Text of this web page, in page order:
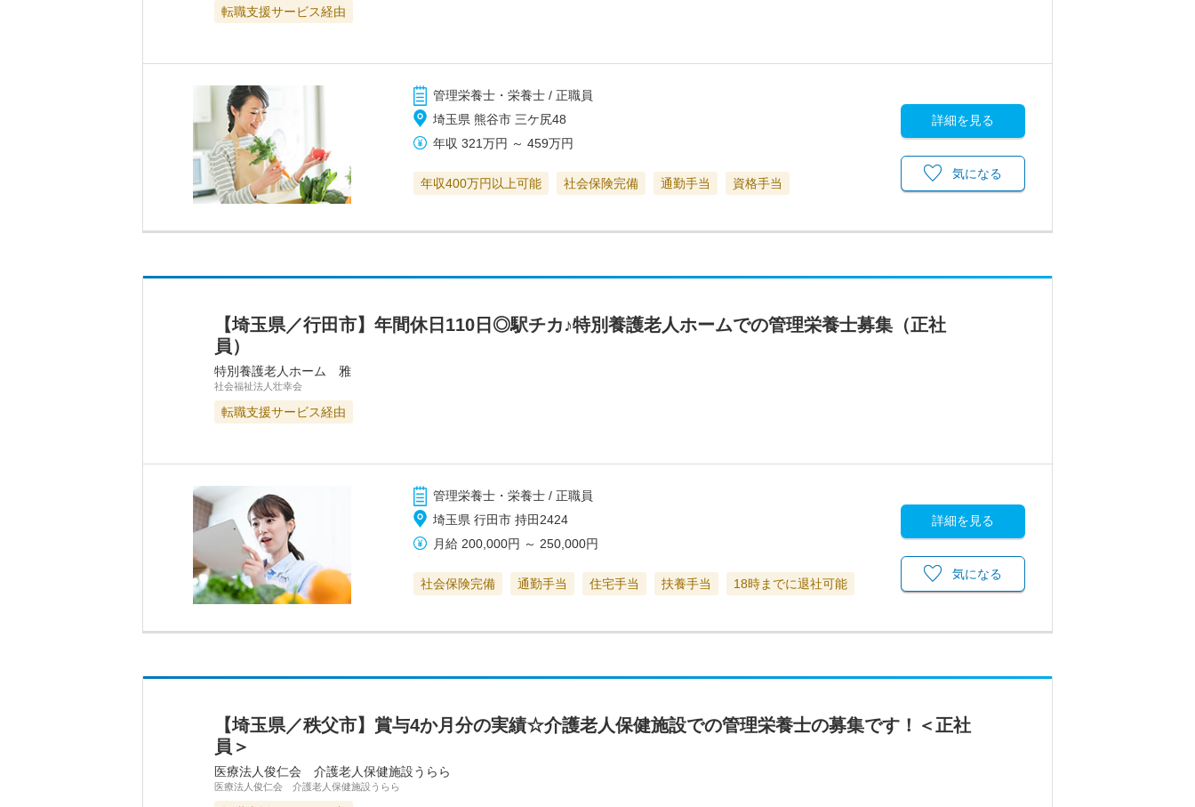
転職支援サービス経由
管理栄養士・栄養士 / 正職員
埼玉県 熊谷市 三ケ尻48
年収 321万円 ～459万円
年収400万円以上可能 社会保険完備 通勤手当 資格手当
詳細を見る
気になる
【埼玉県／行田市】年間休日110日◎駅チカ♪特別養護老人ホームでの管理栄養士募集（正社
員）
特別養護老人ホーム 雅
社会福祉法人壮幸会
転職支援サービス経由
管理栄養士・栄養士 / 正職員
埼玉県 行田市 持田2424
月給 200,000円 ～ 250,000円
社会保険完備 通勤手当 住宅手当 扶養手当 18時までに退社可能
詳細を見る
気になる
【埼玉県／秩父市】賞与4か月分の実績☆介護老人保健施設での管理栄養士の募集です！＜正社
員＞
医療法人俊仁会 介護老人保健施設うらら
医療法人俊仁会 介護老人保健施設うらら